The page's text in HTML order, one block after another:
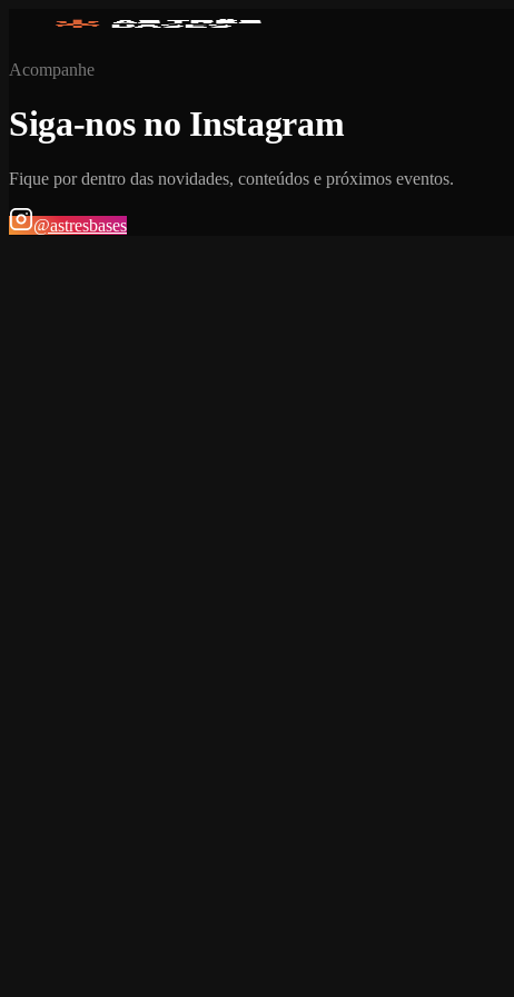
Acompanhe
Siga-nos no Instagram
Fique por dentro das novidades, conteúdos e próximos eventos.
@astresbases